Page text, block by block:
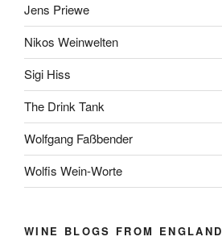
Jens Priewe
Nikos Weinwelten
Sigi Hiss
The Drink Tank
Wolfgang Faßbender
Wolfis Wein-Worte
WINE BLOGS FROM ENGLAND